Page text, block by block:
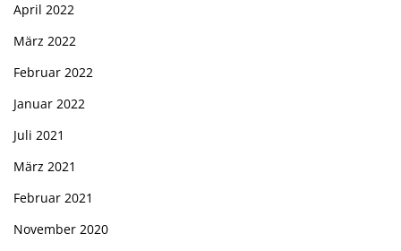
April 2022
März 2022
Februar 2022
Januar 2022
Juli 2021
März 2021
Februar 2021
November 2020